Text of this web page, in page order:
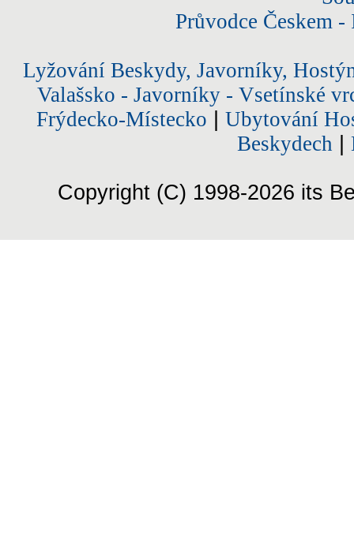
Průvodce Českem
Lyžování Beskydy, Javorníky,
Valašsko - Javorníky - Vsetínské
Frýdecko-Místecko
Ubytování
Beskydech
Copyright (C) 1998-2026 its